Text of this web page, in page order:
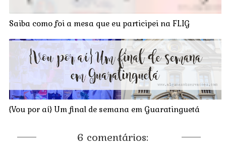
Saiba como foi a mesa que eu participei na FLIG
{Vou por aí} Um final de semana em Guaratinguetá
6 comentários: